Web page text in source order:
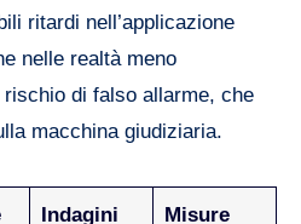
ritardi nell’applicazione
nelle realtà meno
di falso allarme, che
macchina giudiziaria.
Indagini
Misure